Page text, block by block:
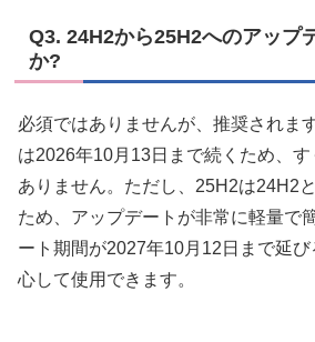
Q3. 24H2から25H2へのアップ
か?
必須ではありませんが、推奨されま
は2026年10月13日まで続くため、
ありません。ただし、25H2は24H2
ため、アップデートが非常に軽量で
ート期間が2027年10月12日まで延
心して使用できます。